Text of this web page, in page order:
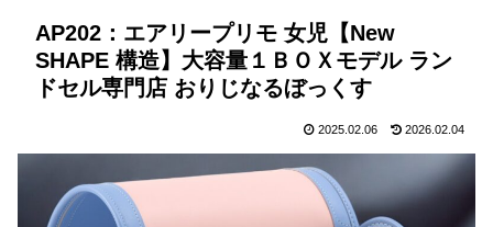
AP202：エアリープリモ 女児【New
SHAPE 構造】大容量１ＢＯＸモデル ラン
ドセル専門店 おりじなるぼっくす
2025.02.06 2026.02.04